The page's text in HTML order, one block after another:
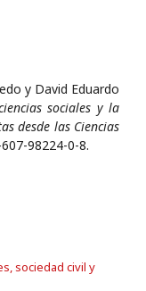
y David Eduardo
sociales y la
desde las Ciencias
98224-0-8.
sociedad civil y